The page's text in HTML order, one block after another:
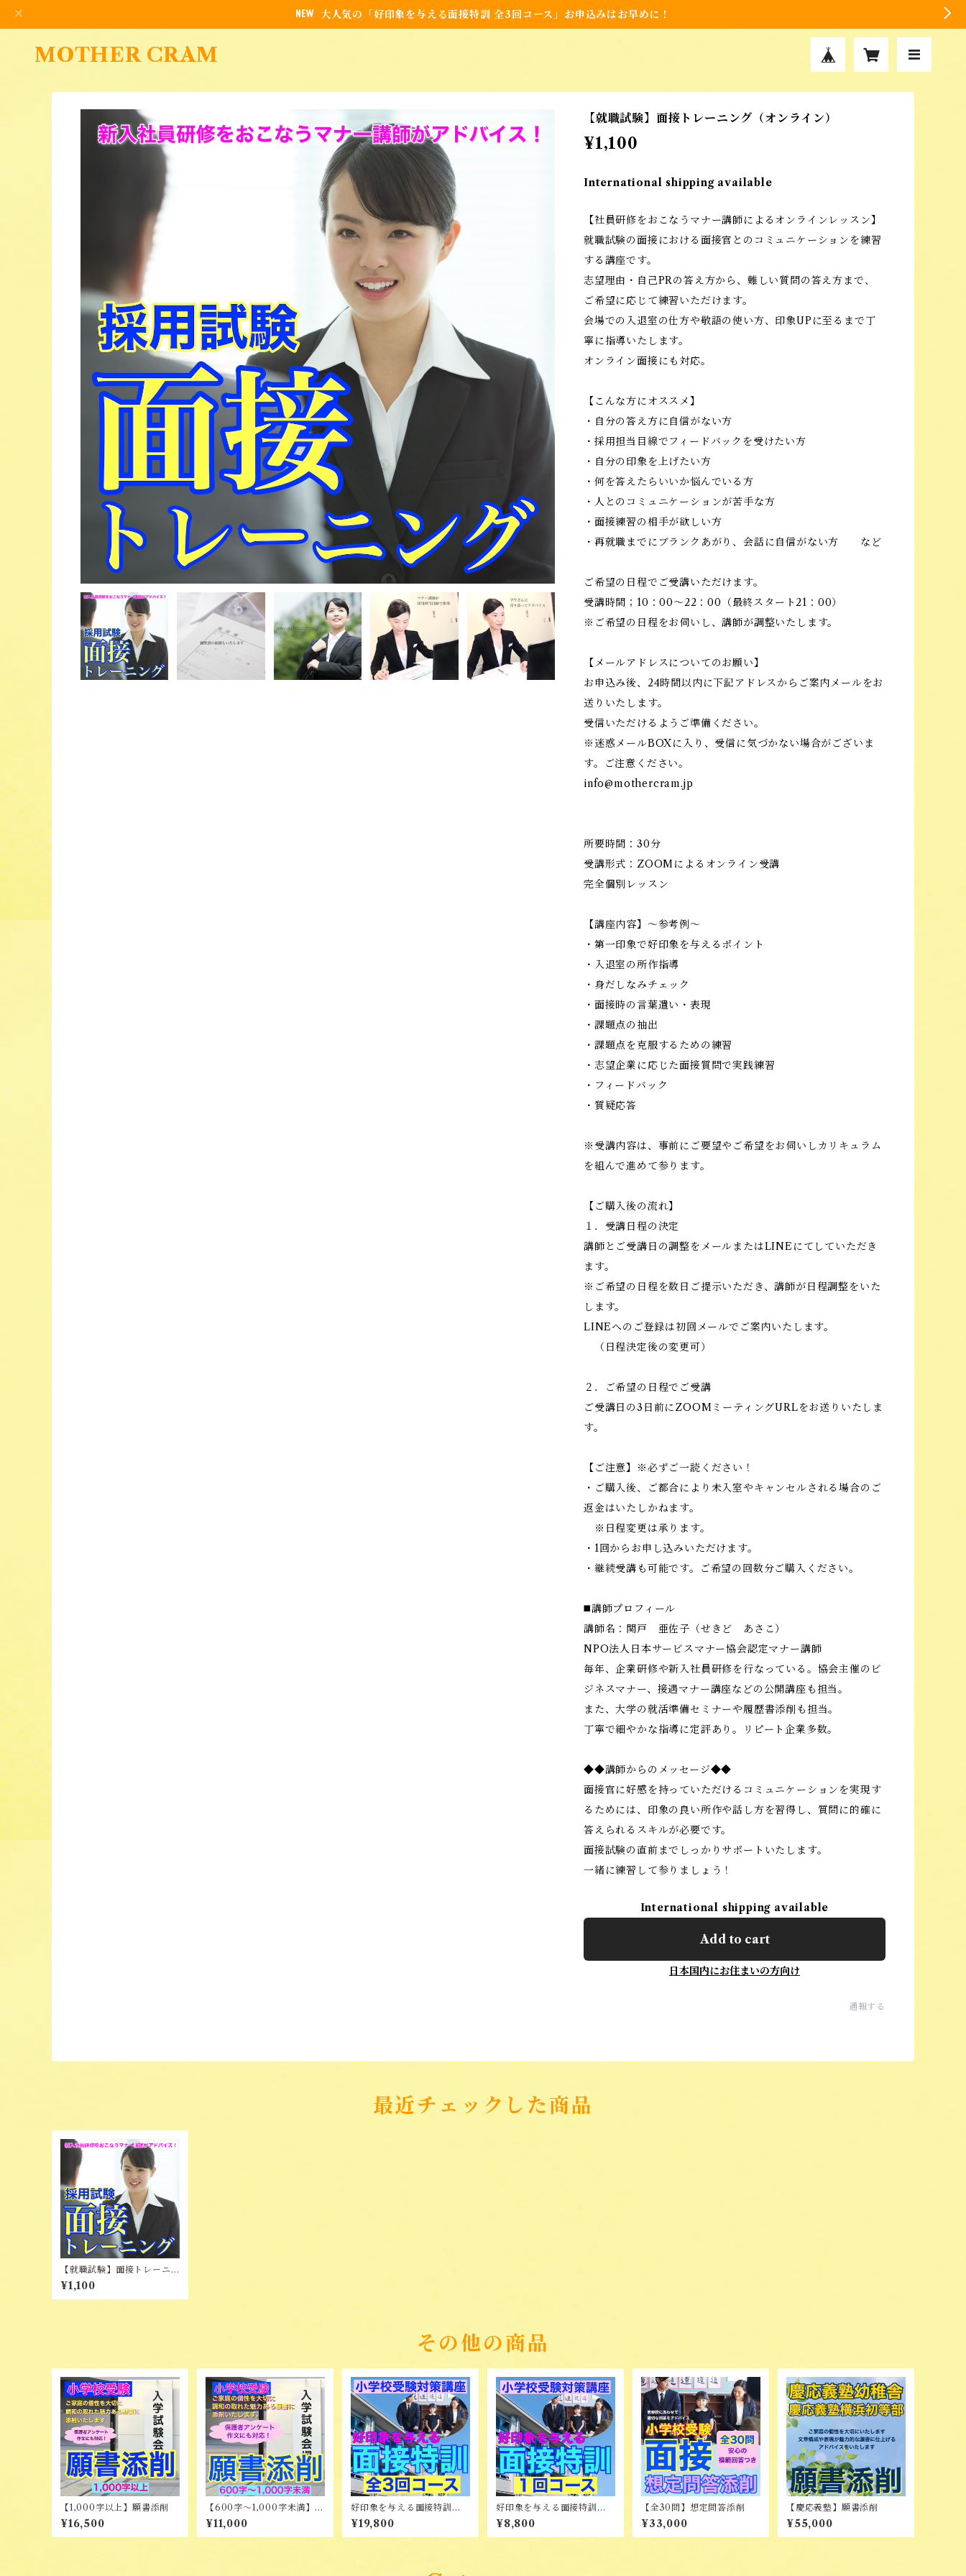
大人気の「好印象を与える面接特訓 全3回コース」お申込みはお早めに！
MOTHER CRAM
【就職試験】面接トレーニング（オンライン）
¥1,100
International shipping available
【社員研修をおこなうマナー講師によるオンラインレッスン】
就職試験の面接における面接官とのコミュニケーションを練習
する講座です。
志望理由・自己PRの答え方から、難しい質問の答え方まで、
ご希望に応じて練習いただけます。
会場での入退室の仕方や敬語の使い方、印象UPに至るまで丁
寧に指導いたします。
オンライン面接にも対応。
【こんな方にオススメ】
・自分の答え方に自信がない方
・採用担当目線でフィードバックを受けたい方
・自分の印象を上げたい方
・何を答えたらいいか悩んでいる方
・人とのコミュニケーションが苦手な方
・面接練習の相手が欲しい方
・再就職までにブランクあがり、会話に自信がない方 など
ご希望の日程でご受講いただけます。
受講時間；10：00〜22：00（最終スタート21：00）
※ご希望の日程をお伺いし、講師が調整いたします。
【メールアドレスについてのお願い】
お申込み後、24時間以内に下記アドレスからご案内メールをお
送りいたします。
受信いただけるようご準備ください。
※迷惑メールBOXに入り、受信に気づかない場合がございま
す。ご注意ください。
info@mothercram.jp
所要時間：30分
受講形式：ZOOMによるオンライン受講
完全個別レッスン
【講座内容】～参考例～
・第一印象で好印象を与えるポイント
・入退室の所作指導
・身だしなみチェック
・面接時の言葉遣い・表現
・課題点の抽出
・課題点を克服するための練習
・志望企業に応じた面接質問で実践練習
・フィードバック
・質疑応答
※受講内容は、事前にご要望やご希望をお伺いしカリキュラム
を組んで進めて参ります。
【ご購入後の流れ】
１．受講日程の決定
講師とご受講日の調整をメールまたはLINEにてしていただき
ます。
※ご希望の日程を数日ご提示いただき、講師が日程調整をいた
します。
LINEへのご登録は初回メールでご案内いたします。
（日程決定後の変更可）
２．ご希望の日程でご受講
ご受講日の3日前にZOOMミーティングURLをお送りいたしま
す。
【ご注意】※必ずご一読ください！
・ご購入後、ご都合により未入室やキャンセルされる場合のご
返金はいたしかねます。
※日程変更は承ります。
・1回からお申し込みいただけます。
・継続受講も可能です。ご希望の回数分ご購入ください。
◼️講師プロフィール
講師名：関戸 亜佐子（せきど あさこ）
NPO法人日本サービスマナー協会認定マナー講師
毎年、企業研修や新入社員研修を行なっている。協会主催のビ
ジネスマナー、接遇マナー講座などの公開講座も担当。
また、大学の就活準備セミナーや履歴書添削も担当。
丁寧で細やかな指導に定評あり。リピート企業多数。
◆◆講師からのメッセージ◆◆
面接官に好感を持っていただけるコミュニケーションを実現す
るためには、印象の良い所作や話し方を習得し、質問に的確に
答えられるスキルが必要です。
面接試験の直前までしっかりサポートいたします。
一緒に練習して参りましょう！
International shipping available
Add to cart
日本国内にお住まいの方向け
通報する
最近チェックした商品
【就職試験】面接トレーニ
ング（オンライン）
¥1,100
その他の商品
【1,000字以上】願書添削
¥16,500
【600字～1,000字未満】
願書添削
¥11,000
好印象を与える面接特訓
【全3回コース】
¥19,800
好印象を与える面接特訓
（オンライン）
¥8,800
【全30問】想定問答添削
¥33,000
【慶応義塾】願書添削
¥55,000